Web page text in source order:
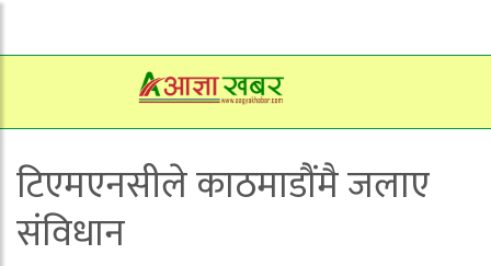
टिएमएनसीले काठमाडौंमै जलाए
संविधान